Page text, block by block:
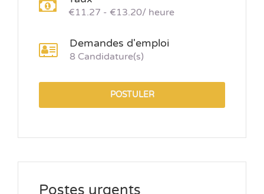
€11.27 - €13.20/ heure
Demandes d'emploi
8 Candidature(s)
POSTULER
Postes urgents